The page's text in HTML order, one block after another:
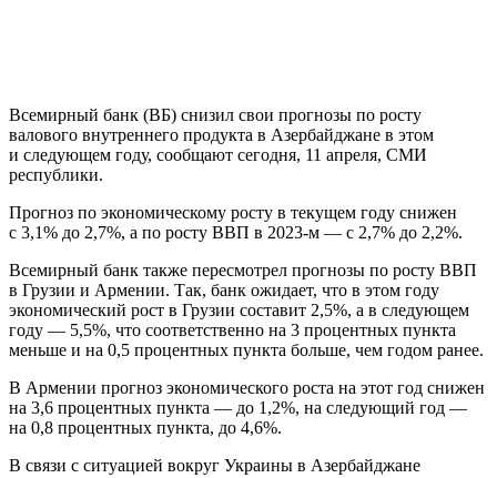
Всемирный банк (ВБ) снизил свои прогнозы по росту
валового внутреннего продукта в Азербайджане в этом
и следующем году, сообщают сегодня, 11 апреля, СМИ
республики.
Прогноз по экономическому росту в текущем году снижен
с 3,1% до 2,7%, а по росту ВВП в 2023-м — с 2,7% до 2,2%.
Всемирный банк также пересмотрел прогнозы по росту ВВП
в Грузии и Армении. Так, банк ожидает, что в этом году
экономический рост в Грузии составит 2,5%, а в следующем
году — 5,5%, что соответственно на 3 процентных пункта
меньше и на 0,5 процентных пункта больше, чем годом ранее.
В Армении прогноз экономического роста на этот год снижен
на 3,6 процентных пункта — до 1,2%, на следующий год —
на 0,8 процентных пункта, до 4,6%.
В связи с ситуацией вокруг Украины в Азербайджане